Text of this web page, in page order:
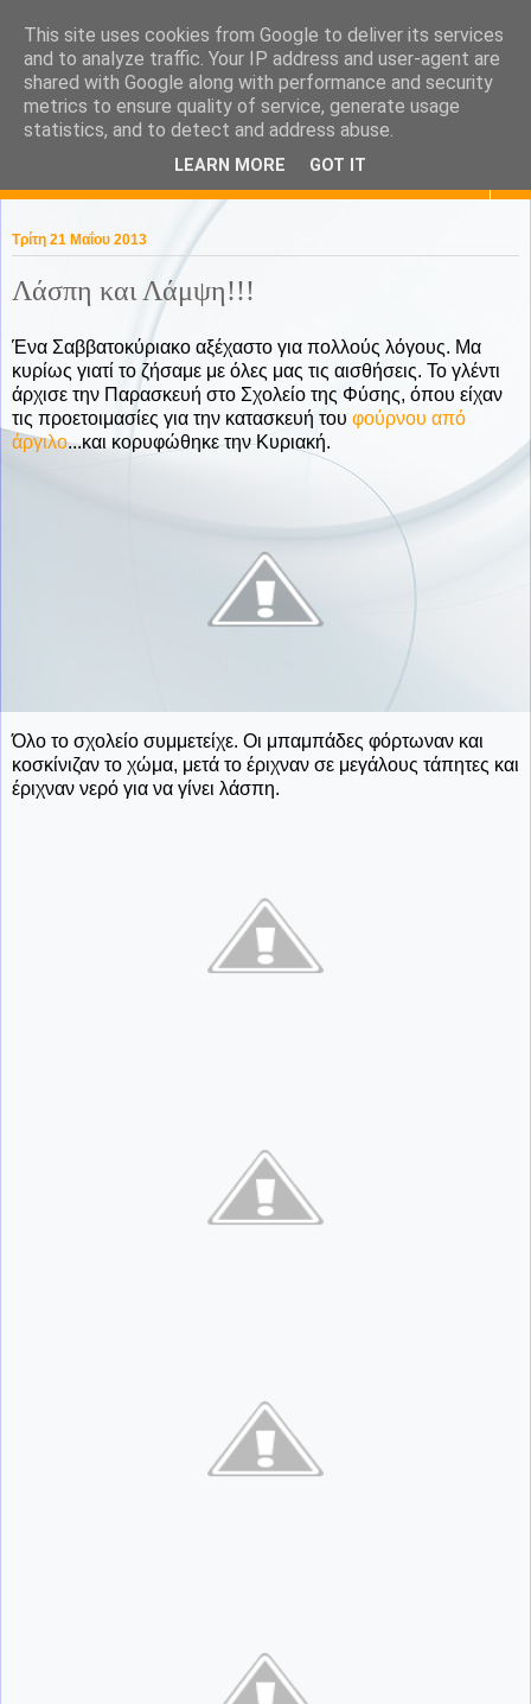
KaPa. Me without you...tea
without a biscuit!
Τρίτη 21 Μαΐου 2013
Λάσπη και Λάμψη!!!
Ένα Σαββατοκύριακο αξέχαστο για πολλούς λόγους. Μα
κυρίως γιατί το ζήσαμε με όλες μας τις αισθήσεις. Το γλέντι
άρχισε την Παρασκευή στο Σχολείο της Φύσης, όπου είχαν
τις προετοιμασίες για την κατασκευή του φούρνου από
άργιλο...και κορυφώθηκε την Κυριακή.
Όλο το σχολείο συμμετείχε. Οι μπαμπάδες φόρτωναν και
κοσκίνιζαν το χώμα, μετά το έριχναν σε μεγάλους τάπητες και
έριχναν νερό για να γίνει λάσπη.
This site uses cookies from Google to deliver its services
and to analyze traffic. Your IP address and user-agent are
shared with Google along with performance and security
metrics to ensure quality of service, generate usage
statistics, and to detect and address abuse.
LEARN MORE GOT IT